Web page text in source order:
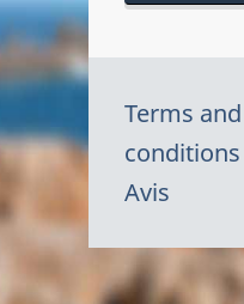
Terms and
conditions
Avis